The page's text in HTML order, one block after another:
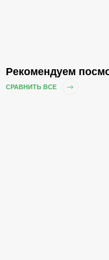
Рекомендуем
СРАВНИТЬ ВСЕ